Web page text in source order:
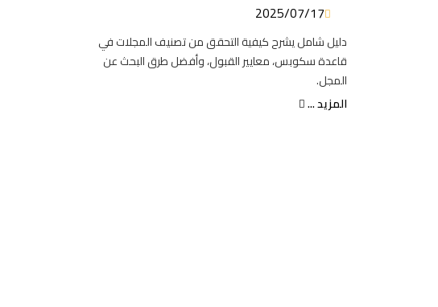
2025/07/17
دليل شامل يشرح كيفية التحقق من تصنيف المجلات في
قاعدة سكوبس، معايير القبول، وأفضل طرق البحث عن
المجل.
المزيد ...